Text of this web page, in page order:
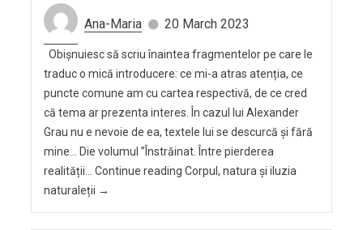
Ana-Maria 20 March 2023
Obișnuiesc să scriu înaintea fragmentelor pe care le
traduc o mică introducere: ce mi-a atras atenția, ce
puncte comune am cu cartea respectivă, de ce cred
că tema ar prezenta interes. În cazul lui Alexander
Grau nu e nevoie de ea, textele lui se descurcă și fără
mine… Die volumul ”Înstrăinat. Între pierderea
realității… Continue reading Corpul, natura și iluzia
naturaleții →